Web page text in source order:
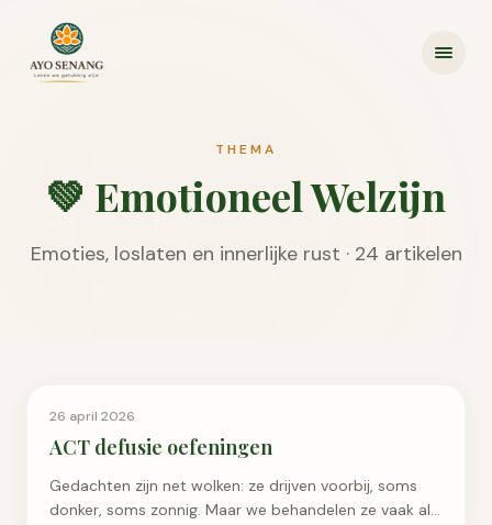
THEMA
💚 Emotioneel Welzijn
Emoties, loslaten en innerlijke rust · 24 artikelen
Emotioneel Welzijn
26 april 2026
ACT defusie oefeningen
Gedachten zijn net wolken: ze drijven voorbij, soms
donker, soms zonnig. Maar we behandelen ze vaak als